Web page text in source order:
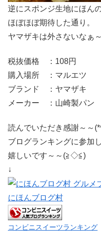
逆にスポンジ生地にほん
ほぼほぼ期待した通り。
ヤマザキは外さないなぁ～
税抜価格 ：108円
購入場所 ：マルエツ
ブランド ：ヤマザキ
メーカー ：山崎製パン
読んでいただき感謝～～
ブログランキングに参加
嬉しいです～～(≧◇≦)
↓
にほんブログ村
コンビニスイーツランキング